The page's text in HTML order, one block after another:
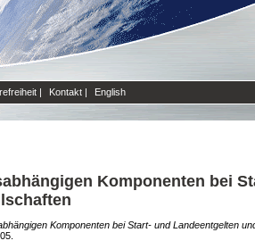
| Kontakt | English
Komponenten bei
Komponenten bei Start- und Landeentgelten